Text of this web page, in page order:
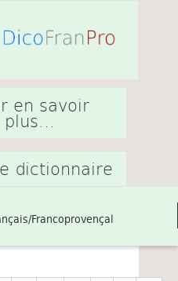
en savoir
plus...
dictionnaire
Francoprovençal